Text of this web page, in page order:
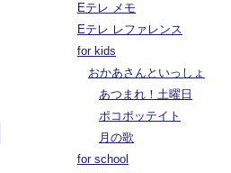
Eテレ メモ
Eテレ レファレンス
for kids
おかあさんといっしょ
あつまれ！土曜日
ポコポッテイト
月の歌
for school